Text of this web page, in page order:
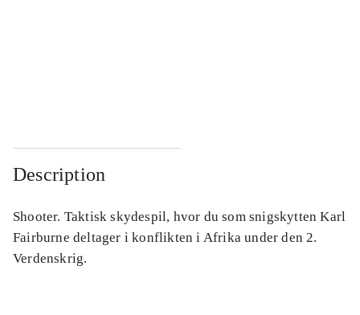
Description
Shooter. Taktisk skydespil, hvor du som snigskytten Karl
Fairburne deltager i konflikten i Afrika under den 2.
Verdenskrig.